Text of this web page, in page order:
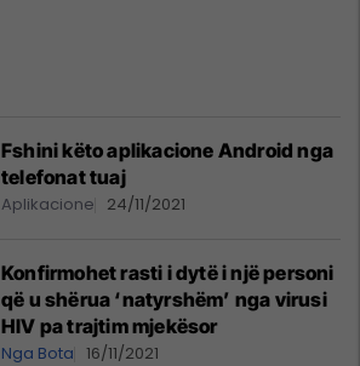
Fshini këto aplikacione Android nga
telefonat tuaj
Aplikacione 24/11/2021
Konfirmohet rasti i dytë i një personi
që u shërua ‘natyrshëm’ nga virusi
HIV pa trajtim mjekësor
Nga Bota 16/11/2021